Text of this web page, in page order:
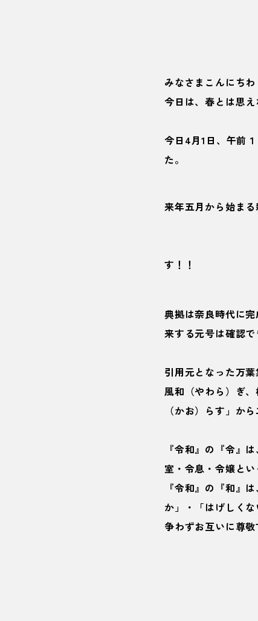
みなさまこんにちわ
今日は、春とは思
今日4月1日、午前
た。
来年五月から始ま
す！！
典拠は奈良時代に
来する元号は確認で
引用元となった万
風和（やわら）ぎ
（かお）らす」か
『令和』の『令』
室・令息・令嬢と
『令和』の『和』
か」・「はげしく
争わずお互いに尊